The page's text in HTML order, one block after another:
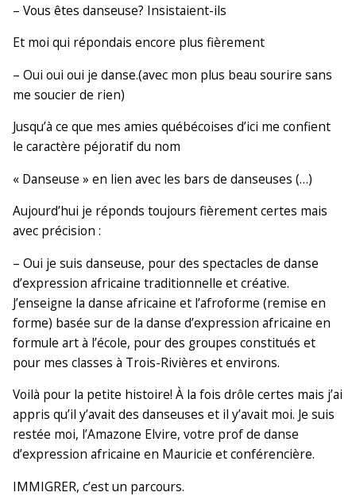
– Vous êtes danseuse? Insistaient-ils
Et moi qui répondais encore plus fièrement
– Oui oui oui je danse.(avec mon plus beau sourire sans
me soucier de rien)
Jusqu’à ce que mes amies québécoises d’ici me confient
le caractère péjoratif du nom
« Danseuse » en lien avec les bars de danseuses (…)
Aujourd’hui je réponds toujours fièrement certes mais
avec précision :
– Oui je suis danseuse, pour des spectacles de danse
d’expression africaine traditionnelle et créative.
J’enseigne la danse africaine et l’afroforme (remise en
forme) basée sur de la danse d’expression africaine en
formule art à l’école, pour des groupes constitués et
pour mes classes à Trois-Rivières et environs.
Voilà pour la petite histoire! À la fois drôle certes mais j’ai
appris qu’il y’avait des danseuses et il y’avait moi. Je suis
restée moi, l’Amazone Elvire, votre prof de danse
d’expression africaine en Mauricie et conférencière.
IMMIGRER, c’est un parcours.